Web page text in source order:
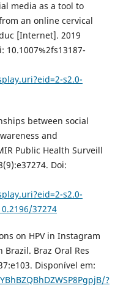
media as a tool to
an online cervical
[Internet]. 2019
10.1007%2fs13187-
s2.0-
between social
and
Public Health Surveill
Doi:
s2.0-
37274
on HPV in Instagram
Braz Oral Res
Disponível em:
?